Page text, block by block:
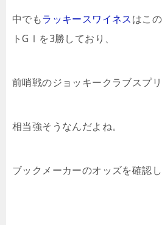
中でもラッキースワイネスはこ
トGⅠを3勝しており、
前哨戦のジョッキークラブスプリ
相当強そうなんだよね。
ブックメーカーのオッズを確認し